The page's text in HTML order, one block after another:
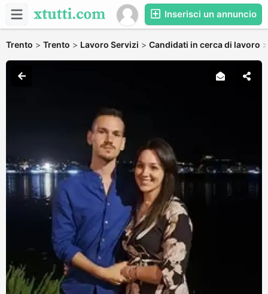
Inserisci un annuncio
Trento > Trento > Lavoro Servizi > Candidati in cerca di lavoro